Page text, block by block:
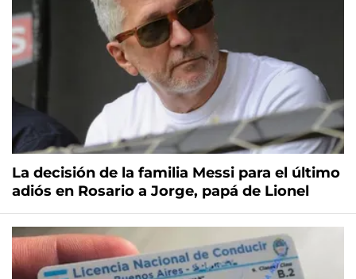
La decisión de la familia Messi para el último
adiós en Rosario a Jorge, papá de Lionel